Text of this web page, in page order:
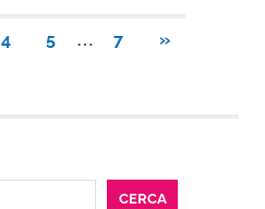
4 5 … 7
ARTICOLI
»
CERCA